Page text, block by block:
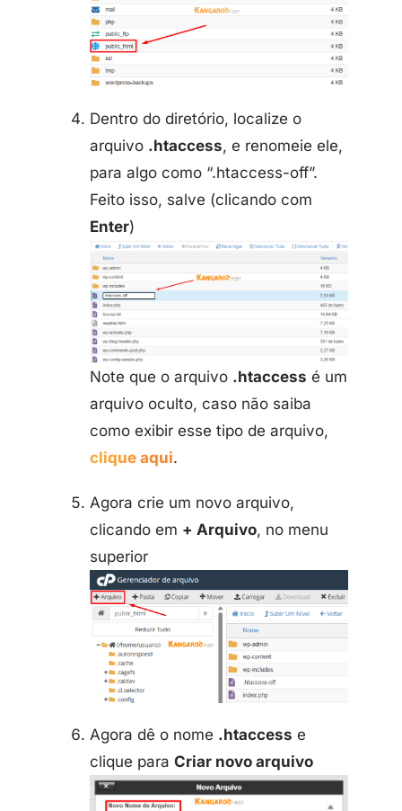
Dentro do diretório, localize o
arquivo .htaccess, e renomeie ele,
para algo como “.htaccess-off”.
Feito isso, salve (clicando com
Enter)
Note que o arquivo .htaccess é um
arquivo oculto, caso não saiba
como exibir esse tipo de arquivo,
clique aqui.
Agora crie um novo arquivo,
clicando em + Arquivo, no menu
superior
Agora dê o nome .htaccess e
clique para Criar novo arquivo